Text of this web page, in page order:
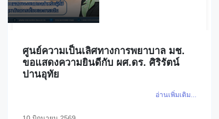
ศูนย์ความเป็นเลิศทางการพยาบาล มช.
ขอแสดงความยินดีกับ ผศ.ดร. ศิริรัตน์
ปานอุทัย
อ่านเพิ่มเติม...